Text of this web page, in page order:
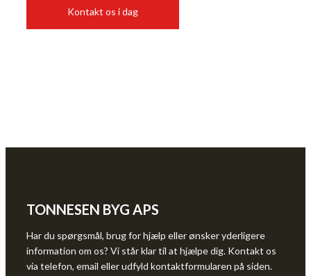
Kontakt os i dag
TONNESEN BYG APS
Har du spørgsmål, brug for hjælp eller ønsker yderligere
information om os? Vi står klar til at hjælpe dig. Kontakt os
via telefon, email eller udfyld kontaktformularen på siden.